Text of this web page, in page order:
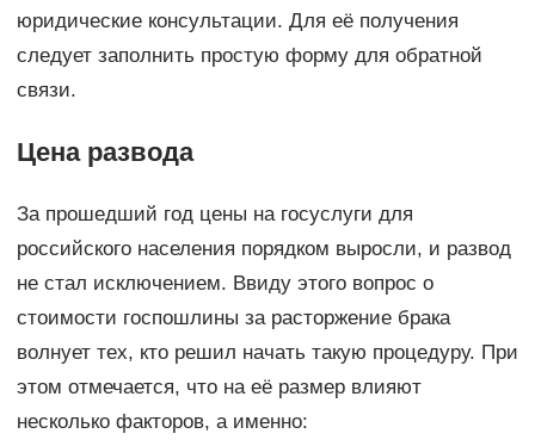
юридические консультации. Для её получения
следует заполнить простую форму для обратной
связи.
Цена развода
За прошедший год цены на госуслуги для
российского населения порядком выросли, и развод
не стал исключением. Ввиду этого вопрос о
стоимости госпошлины за расторжение брака
волнует тех, кто решил начать такую процедуру. При
этом отмечается, что на её размер влияют
несколько факторов, а именно: